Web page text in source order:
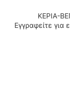
ΚΕΡΙΑ-
Εγγραφείτε για